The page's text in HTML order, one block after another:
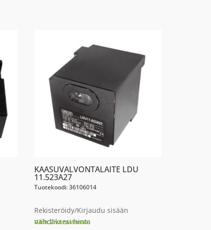
KAASUVALVONTALAITE LDU
11.523A27
Tuotekoodi: 36106014
Rekisteröidy/Kirjaudu sisään
nähdäksesi hinta
Vain 2 varastossa